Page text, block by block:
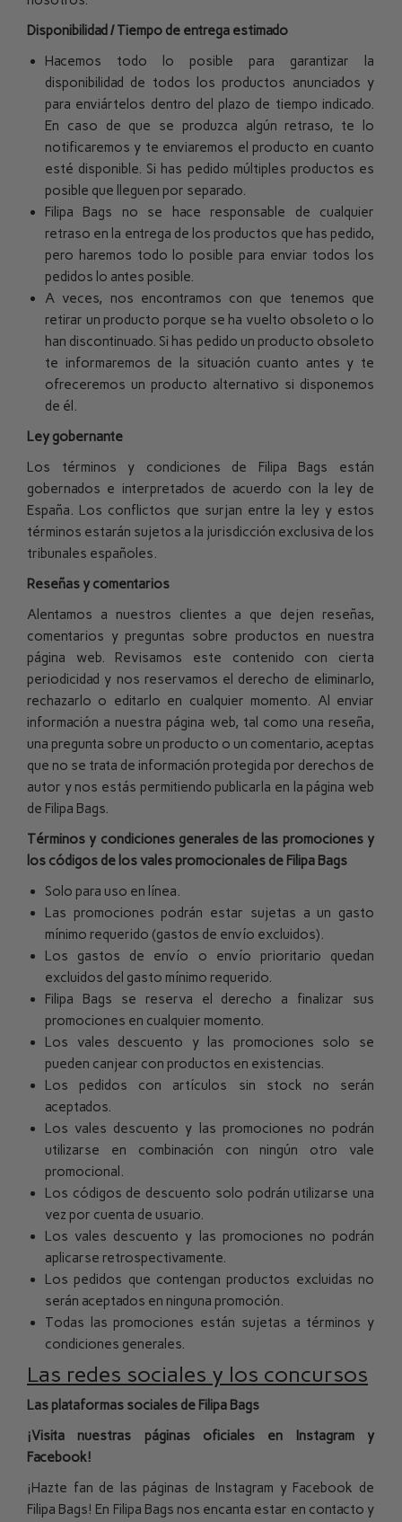
Disponibilidad / Tiempo de entrega estimado
Hacemos todo lo posible para garantizar la
disponibilidad de todos los productos anunciados y
para enviártelos dentro del plazo de tiempo indicado.
En caso de que se produzca algún retraso, te lo
notificaremos y te enviaremos el producto en cuanto
esté disponible. Si has pedido múltiples productos es
posible que lleguen por separado.
Filipa Bags no se hace responsable de cualquier
retraso en la entrega de los productos que has pedido,
pero haremos todo lo posible para enviar todos los
pedidos lo antes posible.
A veces, nos encontramos con que tenemos que
retirar un producto porque se ha vuelto obsoleto o lo
han discontinuado. Si has pedido un producto obsoleto
te informaremos de la situación cuanto antes y te
ofreceremos un producto alternativo si disponemos
de él.
Ley gobernante
Los términos y condiciones de Filipa Bags están
gobernados e interpretados de acuerdo con la ley de
España. Los conflictos que surjan entre la ley y estos
términos estarán sujetos a la jurisdicción exclusiva de los
tribunales españoles.
Reseñas y comentarios
Alentamos a nuestros clientes a que dejen reseñas,
comentarios y preguntas sobre productos en nuestra
página web. Revisamos este contenido con cierta
periodicidad y nos reservamos el derecho de eliminarlo,
rechazarlo o editarlo en cualquier momento. Al enviar
información a nuestra página web, tal como una reseña,
una pregunta sobre un producto o un comentario, aceptas
que no se trata de información protegida por derechos de
autor y nos estás permitiendo publicarla en la página web
de Filipa Bags.
Términos y condiciones generales de las promociones y
los códigos de los vales promocionales de Filipa Bags
Solo para uso en línea.
Las promociones podrán estar sujetas a un gasto
mínimo requerido (gastos de envío excluidos).
Los gastos de envío o envío prioritario quedan
excluidos del gasto mínimo requerido.
Filipa Bags se reserva el derecho a finalizar sus
promociones en cualquier momento.
Los vales descuento y las promociones solo se
pueden canjear con productos en existencias.
Los pedidos con artículos sin stock no serán
aceptados.
Los vales descuento y las promociones no podrán
utilizarse en combinación con ningún otro vale
promocional.
Los códigos de descuento solo podrán utilizarse una
vez por cuenta de usuario.
Los vales descuento y las promociones no podrán
aplicarse retrospectivamente.
Los pedidos que contengan productos excluidas no
serán aceptados en ninguna promoción.
Todas las promociones están sujetas a términos y
condiciones generales.
Las redes sociales y los concursos
Las plataformas sociales de Filipa Bags
¡Visita nuestras páginas oficiales en Instagram y
Facebook!
¡Hazte fan de las páginas de Instagram y Facebook de
Filipa Bags! En Filipa Bags nos encanta estar en contacto y